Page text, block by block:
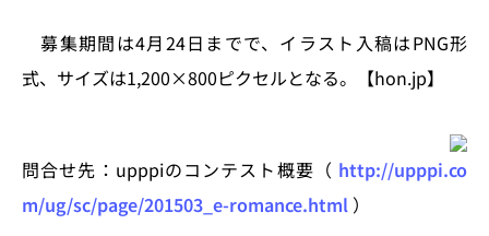
募集期間は4月24日までで、イラスト入稿はPNG形
式、サイズは1,200×800ピクセルとなる。【hon.jp】
問合せ先：upppiのコンテスト概要（ http://upppi.co
m/ug/sc/page/201503_e-romance.html ）